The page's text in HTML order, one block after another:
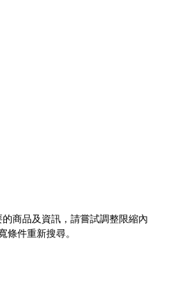
商品及資訊，請嘗試調整限縮內
條件重新搜尋。